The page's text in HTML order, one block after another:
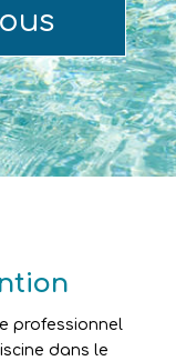
professionnel
dans le